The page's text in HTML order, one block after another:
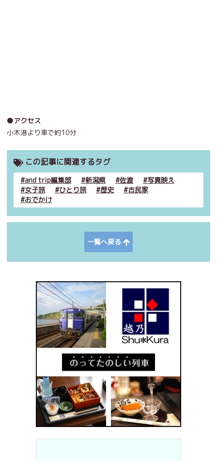
●アクセス
小木港より車で約10分
この記事に関連するタグ
and trip編集部 新潟県 佐渡
写真映え
女子旅
ひとり旅 歴史
古民家
おでかけ
一覧へ戻る